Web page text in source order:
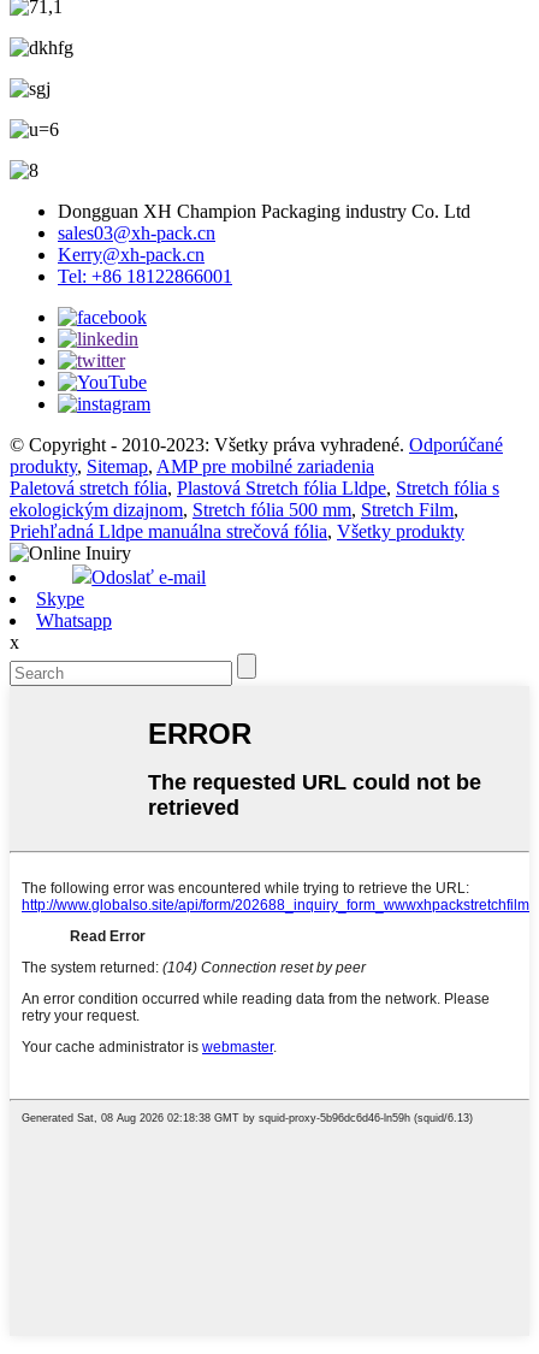
Dongguan XH Champion Packaging industry Co. Ltd
sales03@xh-pack.cn
Kerry@xh-pack.cn
Tel: +86 18122866001
© Copyright - 2010-2023: Všetky práva vyhradené. Odporúčané
produkty, Sitemap, AMP pre mobilné zariadenia
Paletová stretch fólia, Plastová Stretch fólia Lldpe, Stretch fólia s
ekologickým dizajnom, Stretch fólia 500 mm, Stretch Film,
Priehľadná Lldpe manuálna strečová fólia, Všetky produkty
Odoslať e-mail
Skype
Whatsapp
x